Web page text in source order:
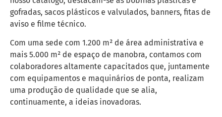
gofradas, sacos plásticos e valvulados, banners, fitas de
aviso e filme técnico.
Com uma sede com 1.200 m² de área administrativa e
mais 5.000 m² de espaço de manobra, contamos com
colaboradores altamente capacitados que, juntamente
com equipamentos e maquinários de ponta, realizam
uma produção de qualidade que se alia,
continuamente, a ideias inovadoras.